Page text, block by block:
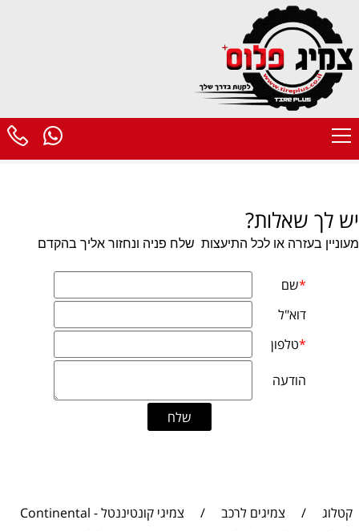
יש לך שאלות?
מעוניין בעזרה או לכל התיעצות שלח פניה ונחזור אליך בהקדם
קטלוג / צמיגים לרכב / צמיגי קונטיננטל - Continental